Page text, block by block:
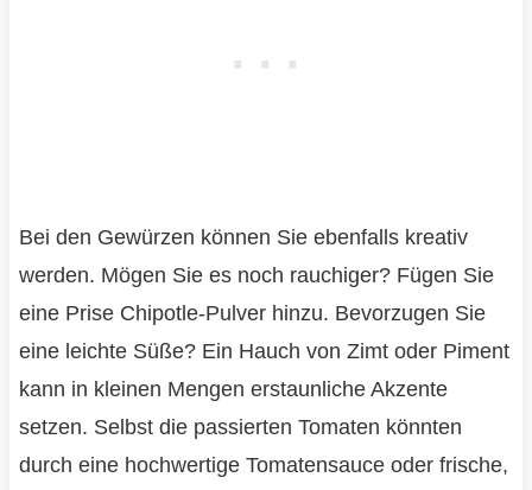
Bei den Gewürzen können Sie ebenfalls kreativ
werden. Mögen Sie es noch rauchiger? Fügen Sie
eine Prise Chipotle-Pulver hinzu. Bevorzugen Sie
eine leichte Süße? Ein Hauch von Zimt oder Piment
kann in kleinen Mengen erstaunliche Akzente
setzen. Selbst die passierten Tomaten könnten
durch eine hochwertige Tomatensauce oder frische,